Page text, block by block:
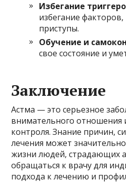
Избегание
избегание
приступы.
Обучение и
свое состояние и
Заключение
Астма — это серьезное
внимательного отношения
контроля. Знание причин,
лечения может
жизни людей, страдающих
обращаться к врачу для
подхода к лечению и